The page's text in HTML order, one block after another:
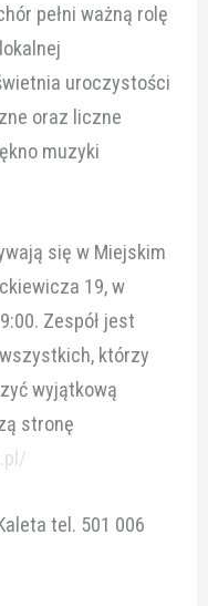
pełni ważną rolę
uroczystości
oraz liczne
muzyki
się w Miejskim
19, w
Zespół jest
którzy
wyjątkową
stronę
tel. 501 006